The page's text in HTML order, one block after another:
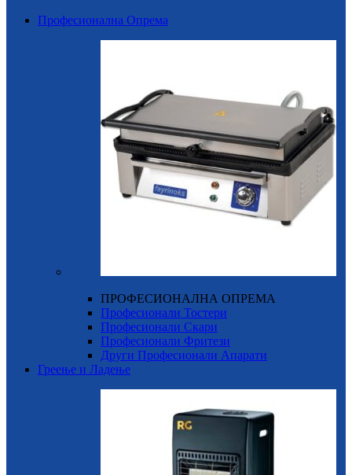
Професионална Опрема
ПРОФЕСИОНАЛНА ОПРЕМА
Професионали Тостери
Професионали Скари
Професионали Фритези
Други Професионали Апарати
Греење и Ладење